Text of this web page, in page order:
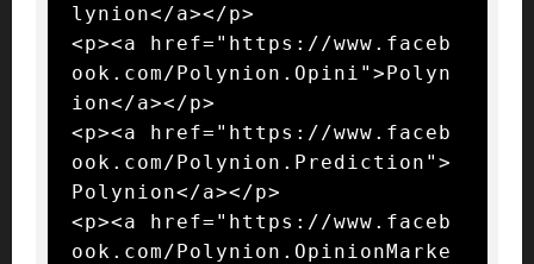
lynion</a></p>
<p><a href="https://www.faceb
ook.com/Polynion.Opini">Polyn
ion</a></p>
<p><a href="https://www.faceb
ook.com/Polynion.Prediction">
Polynion</a></p>
<p><a href="https://www.faceb
ook.com/Polynion.OpinionMarke